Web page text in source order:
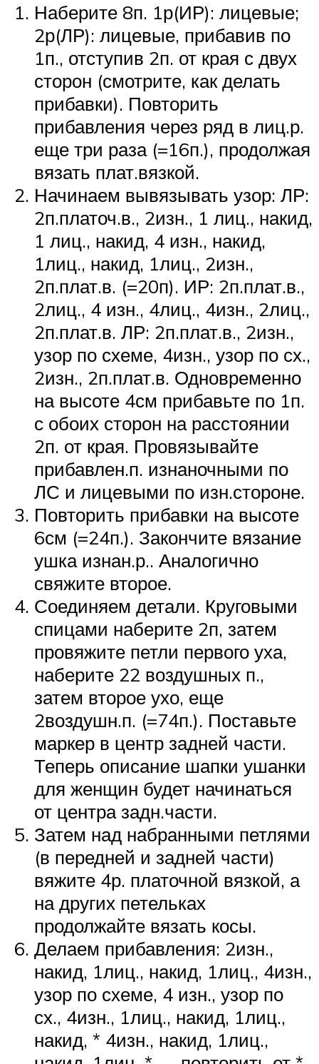
Наберите 8п. 1р(ИР): лицевые;
2р(ЛР): лицевые, прибавив по
1п., отступив 2п. от края с двух
сторон (смотрите, как делать
прибавки). Повторить
прибавления через ряд в лиц.р.
еще три раза (=16п.), продолжая
вязать плат.вязкой.
Начинаем вывязывать узор: ЛР:
2п.платоч.в., 2изн., 1 лиц., накид,
1 лиц., накид, 4 изн., накид,
1лиц., накид, 1лиц., 2изн.,
2п.плат.в. (=20п). ИР: 2п.плат.в.,
2лиц., 4 изн., 4лиц., 4изн., 2лиц.,
2п.плат.в. ЛР: 2п.плат.в., 2изн.,
узор по схеме, 4изн., узор по сх.,
2изн., 2п.плат.в. Одновременно
на высоте 4см прибавьте по 1п.
с обоих сторон на расстоянии
2п. от края. Провязывайте
прибавлен.п. изнаночными по
ЛС и лицевыми по изн.стороне.
Повторить прибавки на высоте
6см (=24п.). Закончите вязание
ушка изнан.р.. Аналогично
свяжите второе.
Соединяем детали. Круговыми
спицами наберите 2п, затем
провяжите петли первого уха,
наберите 22 воздушных п.,
затем второе ухо, еще
2воздушн.п. (=74п.). Поставьте
маркер в центр задней части.
Теперь описание шапки ушанки
для женщин будет начинаться
от центра задн.части.
Затем над набранными петлями
(в передней и задней части)
вяжите 4р. платочной вязкой, а
на других петельках
продолжайте вязать косы.
Делаем прибавления: 2изн.,
накид, 1лиц., накид, 1лиц., 4изн.,
узор по схеме, 4 изн., узор по
сх., 4изн., 1лиц., накид, 1лиц.,
накид, * 4изн., накид, 1лиц.,